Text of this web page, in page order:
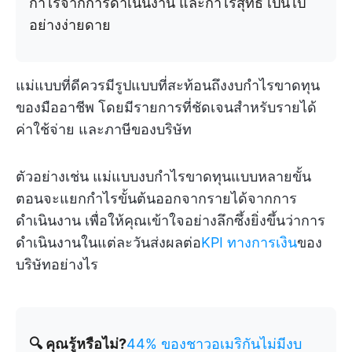
อย่างง่ายดาย
แม่แบบที่ดีควรมีรูปแบบที่สะท้อนถึงงบกำไรขาดทุน
ของมืออาชีพ โดยมีรายการที่ชัดเจนสำหรับรายได้
ค่าใช้จ่าย และภาษีของบริษัท
ตัวอย่างเช่น แม่แบบงบกำไรขาดทุนแบบหลายขั้น
ตอนจะแยกกำไรขั้นต้นออกจากรายได้จากการ
ดำเนินงาน เพื่อให้คุณเข้าใจอย่างลึกซึ้งยิ่งขึ้นว่าการ
ดำเนินงานในแต่ละวันส่งผลต่อKPI ทางการเงินของ
บริษัทอย่างไร
🔍 คุณรู้หรือไม่?44% ของชาวอเมริกันไม่มีงบ